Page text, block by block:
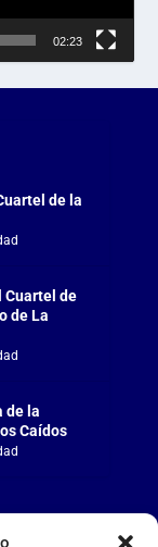
02:23
de la
Cuartel de
de La
de la
Caídos